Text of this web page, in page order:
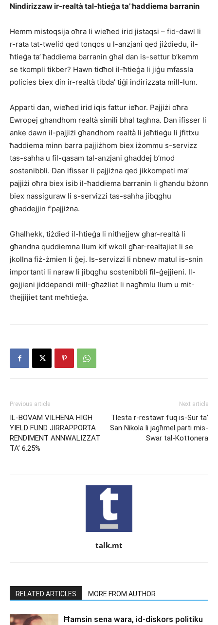
Nindirizzaw ir-realtà tal-ħtieġa ta’ ħaddiema barranin
Hemm mistoqsija oħra li wieħed irid jistaqsi – fid-dawl li
r-rata tat-twelid qed tonqos u l-anzjani qed jiżdiedu, il-
ħtieġa ta’ ħaddiema barranin għal dan is-settur b’kemm
se tkompli tikber? Hawn tidħol il-ħtieġa li jiġu mfassla
policies biex din ir-realtà tibda’ tiġi indirizzata mill-lum.
Apparti dan, wieħed irid iqis fattur ieħor. Pajjiżi oħra
Ewropej għandhom realtà simili bhal tagħna. Dan ifisser li
anke dawn il-pajjiżi għandhom realtà li jeħtieġu li jfittxu
ħaddiema minn barra pajjiżhom biex iżommu s-servizz
tas-saħħa u fil-qasam tal-anzjani għaddej b’mod
sostenibbli. Dan ifisser li pajjiżna qed jikkompeti ma’
pajjiżi oħra biex isib il-ħaddiema barranin li għandu bżonn
biex nassiguraw li s-servizzi tas-saħħa jibqgħu
għaddejjin f’pajjiżna.
Għalħekk, tiżdied il-ħtieġa li nitħejjew għar-realtà li
għandna quddiemna llum kif wkoll għar-realtajiet li se
jkollna fiż-żmien li ġej. Is-servizzi li nbnew matul is-snin
importanti li naraw li jibqgħu sostenibbli fil-ġejjieni. Il-
ġejjieni jiddependi mill-għażliet li nagħmlu llum u mit-
tħejjijiet tant meħtieġa.
Previous article
IL-BOVAM VILHENA HIGH
YIELD FUND JIRRAPPORTA
RENDIMENT ANNWALIZZAT
TA’ 6.25%
Next article
Tlesta r-restawr fuq is-Sur ta’
San Nikola li jagħmel parti mis-
Swar tal-Kottonera
talk.mt
RELATED ARTICLES MORE FROM AUTHOR
Ħamsin sena wara, id-diskors politiku